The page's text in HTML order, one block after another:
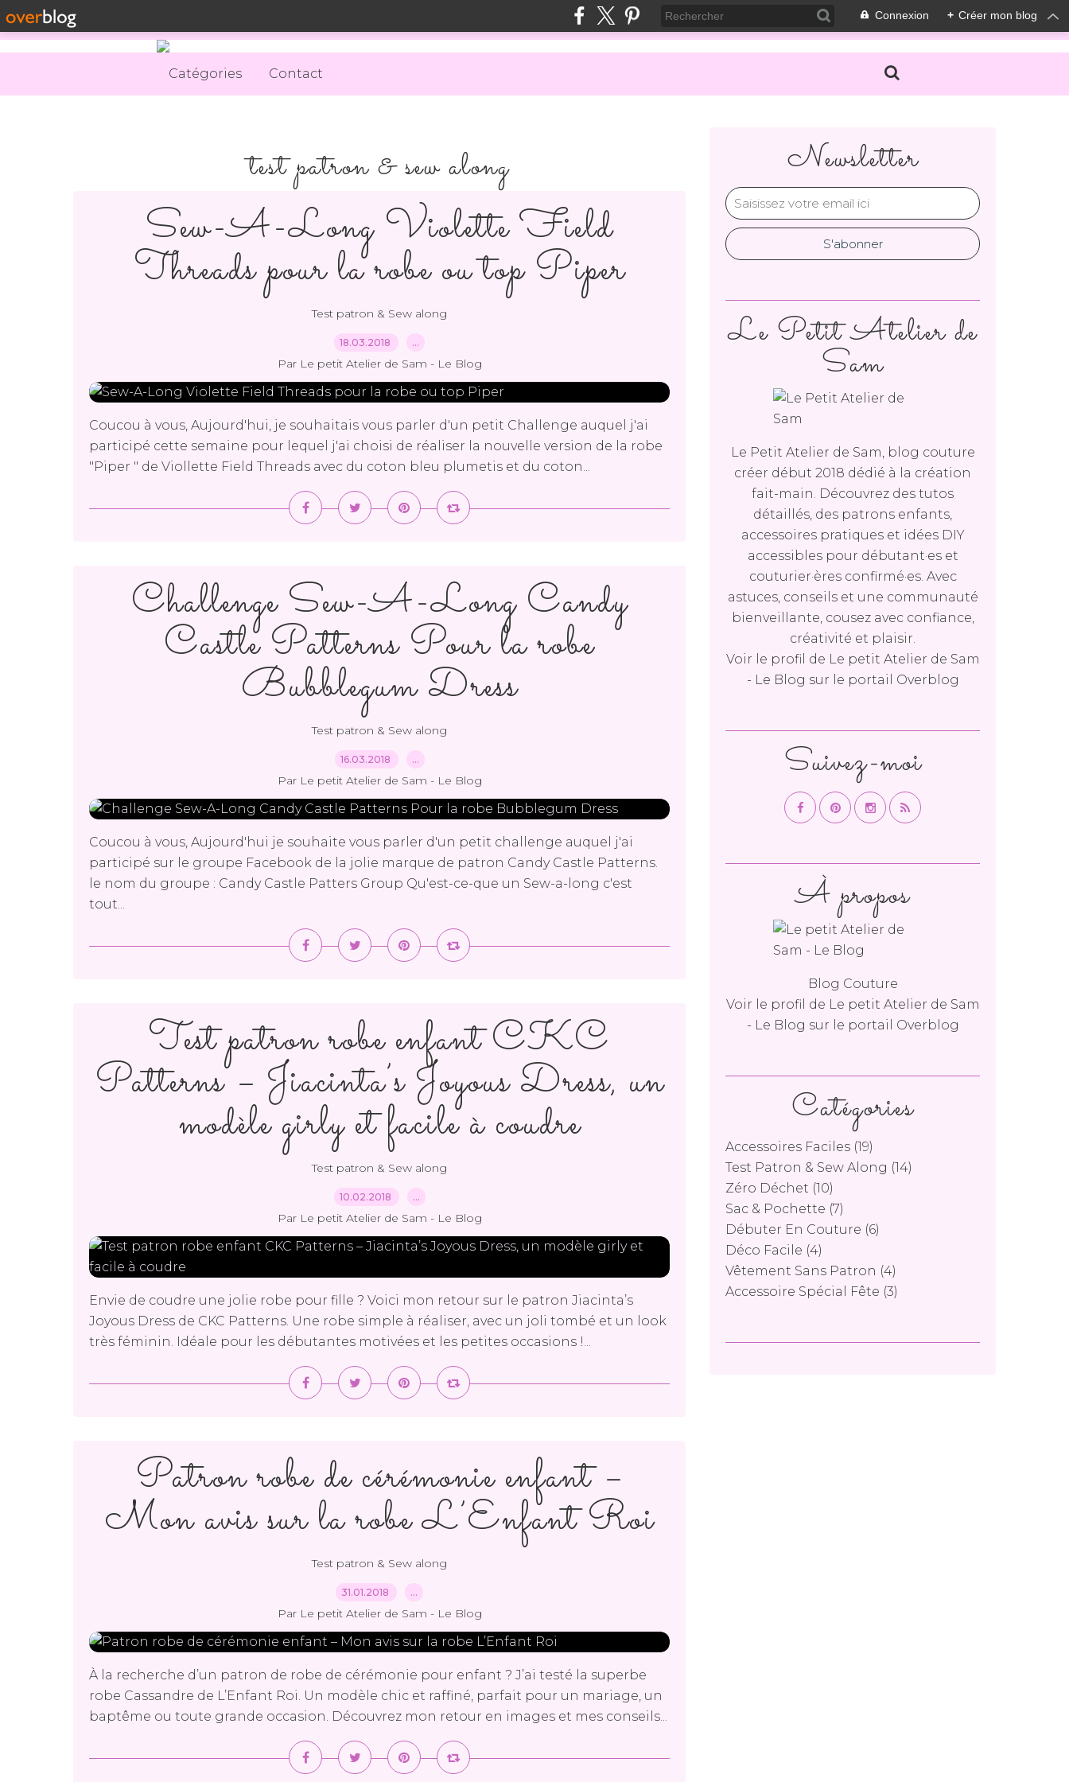
Connexion + Créer mon blog
Catégories Contact
test patron & sew along
Sew-A-Long Violette Field
Threads pour la robe ou top Piper
Test patron & Sew along
18.03.2018 …
Par Le petit Atelier de Sam - Le Blog
Coucou à vous, Aujourd'hui, je souhaitais vous parler d'un petit Challenge auquel j'ai
participé cette semaine pour lequel j'ai choisi de réaliser la nouvelle version de la robe
"Piper " de Viollette Field Threads avec du coton bleu plumetis et du coton...
Challenge Sew-A-Long Candy
Castle Patterns Pour la robe
Bubblegum Dress
Test patron & Sew along
16.03.2018 …
Par Le petit Atelier de Sam - Le Blog
Coucou à vous, Aujourd'hui je souhaite vous parler d'un petit challenge auquel j'ai
participé sur le groupe Facebook de la jolie marque de patron Candy Castle Patterns.
le nom du groupe : Candy Castle Patters Group Qu'est-ce-que un Sew-a-long c'est
tout...
Test patron robe enfant CKC
Patterns – Jiacinta’s Joyous Dress, un
modèle girly et facile à coudre
Test patron & Sew along
10.02.2018 …
Par Le petit Atelier de Sam - Le Blog
Envie de coudre une jolie robe pour fille ? Voici mon retour sur le patron Jiacinta’s
Joyous Dress de CKC Patterns. Une robe simple à réaliser, avec un joli tombé et un look
très féminin. Idéale pour les débutantes motivées et les petites occasions !...
Patron robe de cérémonie enfant –
Mon avis sur la robe L’Enfant Roi
Test patron & Sew along
31.01.2018 …
Par Le petit Atelier de Sam - Le Blog
À la recherche d’un patron de robe de cérémonie pour enfant ? J’ai testé la superbe
robe Cassandre de L’Enfant Roi. Un modèle chic et raffiné, parfait pour un mariage, un
baptême ou toute grande occasion. Découvrez mon retour en images et mes conseils...
Newsletter
Catégories
Accessoires Faciles (19)
Test Patron & Sew Along (14)
Zéro Déchet (10)
Sac & Pochette (7)
Débuter En Couture (6)
Déco Facile (4)
Vêtement Sans Patron (4)
Accessoire Spécial Fête (3)
Le Petit Atelier de
Sam
Le Petit Atelier de Sam, blog couture
créer début 2018 dédié à la création
fait-main. Découvrez des tutos
détaillés, des patrons enfants,
accessoires pratiques et idées DIY
accessibles pour débutant·es et
couturier·ères confirmé·es. Avec
astuces, conseils et une communauté
bienveillante, cousez avec confiance,
créativité et plaisir.
Voir le profil de Le petit Atelier de Sam
- Le Blog sur le portail Overblog
Suivez-moi
À propos
Blog Couture
Voir le profil de Le petit Atelier de Sam
- Le Blog sur le portail Overblog